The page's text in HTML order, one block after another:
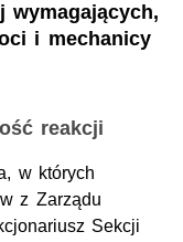
wymagających,
i mechanicy
reakcji
w których
z Zarządu
Sekcji